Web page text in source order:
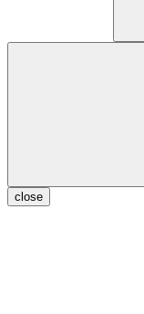
close